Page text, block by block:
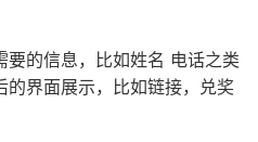
要的信息，比如姓名 电话之类
界面展示，比如链接，兑奖